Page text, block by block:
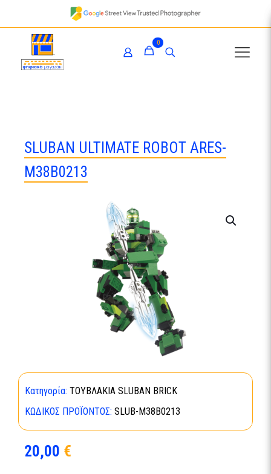
0
SLUBAN ULTIMATE ROBOT ARES-
Μ38Β0213
Κατηγορία: ΤΟΥΒΛΑΚΙΑ SLUBAN BRICK
ΚΩΔΙΚΌΣ ΠΡΟΪΌΝΤΟΣ: SLUB-Μ38Β0213
20,00 €